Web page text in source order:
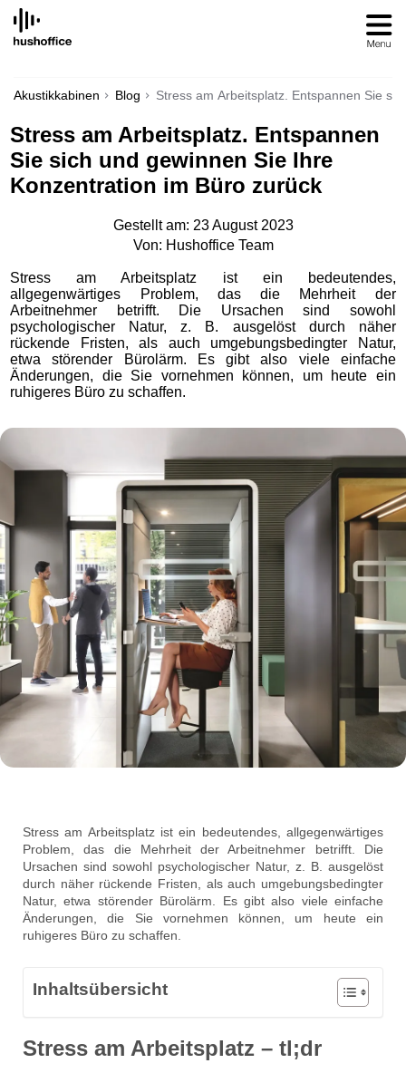
SKIP
CONTENT
Akustikkabinen Blog Stress am Arbeitsplatz. Entspannen Sie
Stress am Arbeitsplatz. Entspannen
Sie sich und gewinnen Sie Ihre
Konzentration im Büro zurück
Gestellt am: 23 August 2023
Von: Hushoffice Team
Stress am Arbeitsplatz ist ein bedeutendes,
allgegenwärtiges Problem, das die Mehrheit der
Arbeitnehmer betrifft. Die Ursachen sind sowohl
psychologischer Natur, z. B. ausgelöst durch näher
rückende Fristen, als auch umgebungsbedingter Natur,
etwa störender Bürolärm. Es gibt also viele einfache
Änderungen, die Sie vornehmen können, um heute ein
ruhigeres Büro zu schaffen.
Stress am Arbeitsplatz ist ein bedeutendes, allgegenwärtiges
Problem, das die Mehrheit der Arbeitnehmer betrifft. Die
Ursachen sind sowohl psychologischer Natur, z. B. ausgelöst
durch näher rückende Fristen, als auch umgebungsbedingter
Natur, etwa störender Bürolärm. Es gibt also viele einfache
Änderungen, die Sie vornehmen können, um heute ein
ruhigeres Büro zu schaffen.
Inhaltsübersicht
Stress am Arbeitsplatz – tl;dr